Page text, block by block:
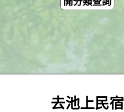
去池上民宿